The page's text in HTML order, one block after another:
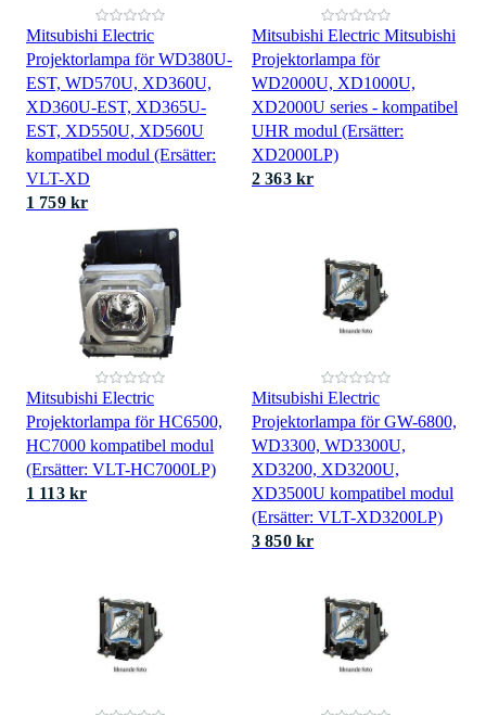
Mitsubishi Electric
Projektorlampa för WD380U-
EST, WD570U, XD360U,
XD360U-EST, XD365U-
EST, XD550U, XD560U
kompatibel modul (Ersätter:
VLT-XD
1 759 kr
Mitsubishi Electric Mitsubishi
Projektorlampa för
WD2000U, XD1000U,
XD2000U series - kompatibel
UHR modul (Ersätter:
XD2000LP)
2 363 kr
Mitsubishi Electric
Projektorlampa för HC6500,
HC7000 kompatibel modul
(Ersätter: VLT-HC7000LP)
1 113 kr
Mitsubishi Electric
Projektorlampa för GW-6800,
WD3300, WD3300U,
XD3200, XD3200U,
XD3500U kompatibel modul
(Ersätter: VLT-XD3200LP)
3 850 kr